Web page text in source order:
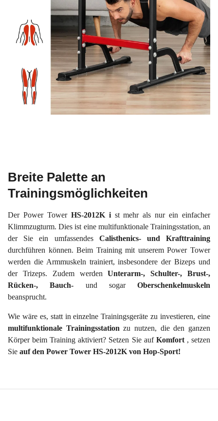
Breite Palette an
Trainingsmöglichkeiten
Der Power Tower HS-2012K i st mehr als nur ein einfacher
Klimmzugturm. Dies ist eine multifunktionale Trainingsstation, an
der Sie ein umfassendes Calisthenics- und Krafttraining
durchführen können. Beim Training mit unserem Power Tower
werden die Armmuskeln trainiert, insbesondere der Bizeps und
der Trizeps. Zudem werdenUnterarm-, Schulter-, Brust-,
Rücken-, Bauch- und sogar Oberschenkelmuskeln
beansprucht.
Wie wäre es, statt in einzelne Trainingsgeräte zu investieren, eine
multifunktionale Trainingsstationzu nutzen, die den ganzen
Körper beim Training aktiviert? Setzen Sie auf Komfort , setzen
Sie auf den Power Tower HS-2012K von Hop-Sport!